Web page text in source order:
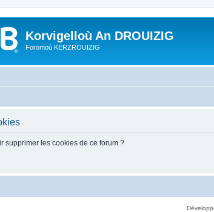
Korvigelloù An DROUIZIG
Foromoù KERZROUIZIG
supprimer les cookies de ce forum ?